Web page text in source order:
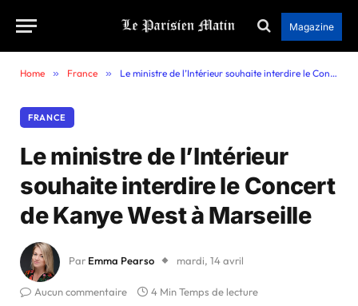
Magazine
Home » France » Le ministre de l’Intérieur souhaite interdire le Concert de Kanye West à Marseille
FRANCE
Le ministre de l’Intérieur
souhaite interdire le Concert
de Kanye West à Marseille
Par Emma Pearso mardi, 14 avril
Aucun commentaire 4 Min Temps de lecture